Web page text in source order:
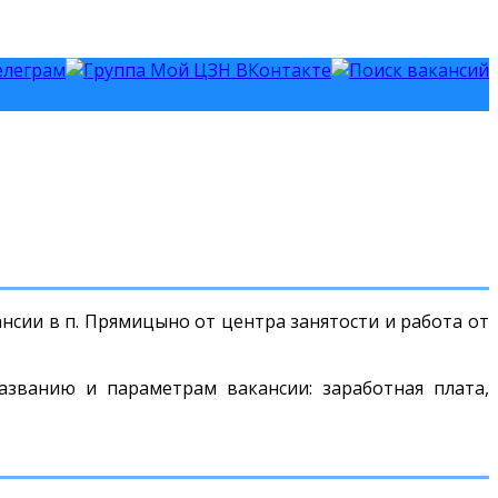
в п. Прямицыно от центра занятости и работа от
и параметрам вакансии: заработная плата,